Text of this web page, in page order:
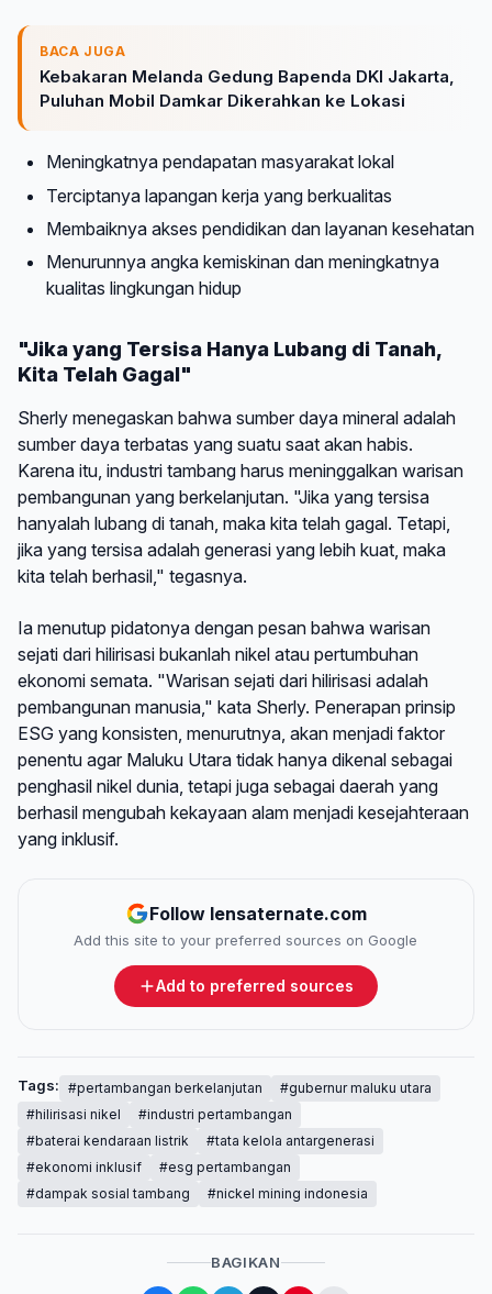
BACA JUGA
Kebakaran Melanda Gedung Bapenda DKI Jakarta,
Puluhan Mobil Damkar Dikerahkan ke Lokasi
Meningkatnya pendapatan masyarakat lokal
Terciptanya lapangan kerja yang berkualitas
Membaiknya akses pendidikan dan layanan kesehatan
Menurunnya angka kemiskinan dan meningkatnya
kualitas lingkungan hidup
"Jika yang Tersisa Hanya Lubang di Tanah,
Kita Telah Gagal"
Sherly menegaskan bahwa sumber daya mineral adalah
sumber daya terbatas yang suatu saat akan habis.
Karena itu, industri tambang harus meninggalkan warisan
pembangunan yang berkelanjutan. "Jika yang tersisa
hanyalah lubang di tanah, maka kita telah gagal. Tetapi,
jika yang tersisa adalah generasi yang lebih kuat, maka
kita telah berhasil," tegasnya.
Ia menutup pidatonya dengan pesan bahwa warisan
sejati dari hilirisasi bukanlah nikel atau pertumbuhan
ekonomi semata. "Warisan sejati dari hilirisasi adalah
pembangunan manusia," kata Sherly. Penerapan prinsip
ESG yang konsisten, menurutnya, akan menjadi faktor
penentu agar Maluku Utara tidak hanya dikenal sebagai
penghasil nikel dunia, tetapi juga sebagai daerah yang
berhasil mengubah kekayaan alam menjadi kesejahteraan
yang inklusif.
Follow lensaternate.com
Add this site to your preferred sources on Google
Add to preferred sources
Tags: #pertambangan berkelanjutan
#gubernur maluku utara
#hilirisasi nikel
#industri pertambangan
#baterai kendaraan listrik
#tata kelola antargenerasi
#ekonomi inklusif
#esg pertambangan
#dampak sosial tambang
#nickel mining indonesia
BAGIKAN